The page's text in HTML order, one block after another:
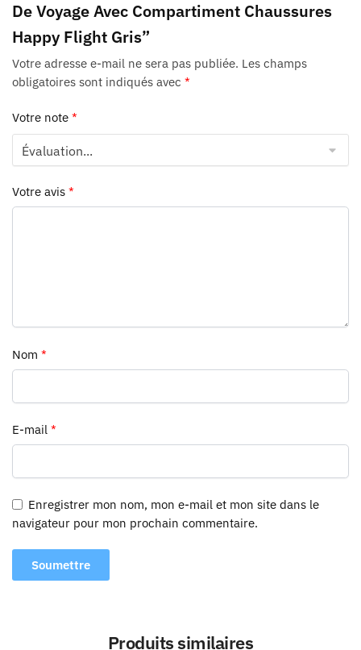
De Voyage Avec Compartiment Chaussures
Happy Flight Gris”
Votre adresse e-mail ne sera pas publiée. Les champs
obligatoires sont indiqués avec *
Votre note *
Votre avis *
Nom *
E-mail *
Enregistrer mon nom, mon e-mail et mon site dans le
navigateur pour mon prochain commentaire.
Produits similaires